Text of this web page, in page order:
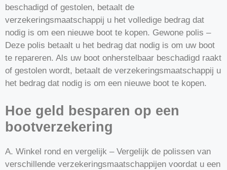
beschadigd of gestolen, betaalt de
verzekeringsmaatschappij u het volledige bedrag dat
nodig is om een nieuwe boot te kopen. Gewone polis –
Deze polis betaalt u het bedrag dat nodig is om uw boot
te repareren. Als uw boot onherstelbaar beschadigd raakt
of gestolen wordt, betaalt de verzekeringsmaatschappij u
het bedrag dat nodig is om een nieuwe boot te kopen.
Hoe geld besparen op een
bootverzekering
A. Winkel rond en vergelijk – Vergelijk de polissen van
verschillende verzekeringsmaatschappijen voordat u een